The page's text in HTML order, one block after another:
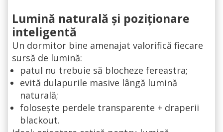
Lumină naturală și poziționare
inteligentă
Un dormitor bine amenajat valorifică fiecare
sursă de lumină:
patul nu trebuie să blocheze fereastra;
evită dulapurile masive lângă lumină
naturală;
folosește perdele transparente + draperii
blackout.